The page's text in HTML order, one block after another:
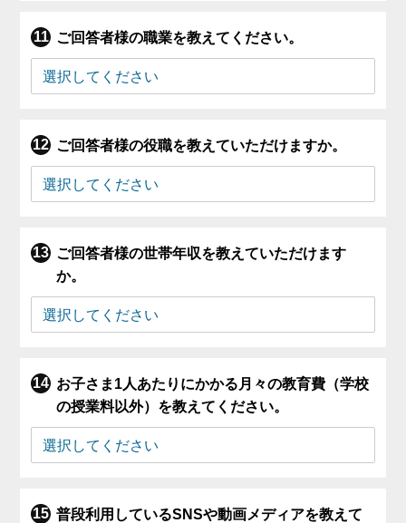
ご回答者様の職業を教えてください。
ご回答者様の役職を教えていただけますか。
ご回答者様の世帯年収を教えていただけます
か。
お子さま1人あたりにかかる月々の教育費（学校
の授業料以外）を教えてください。
普段利用しているSNSや動画メディアを教えて